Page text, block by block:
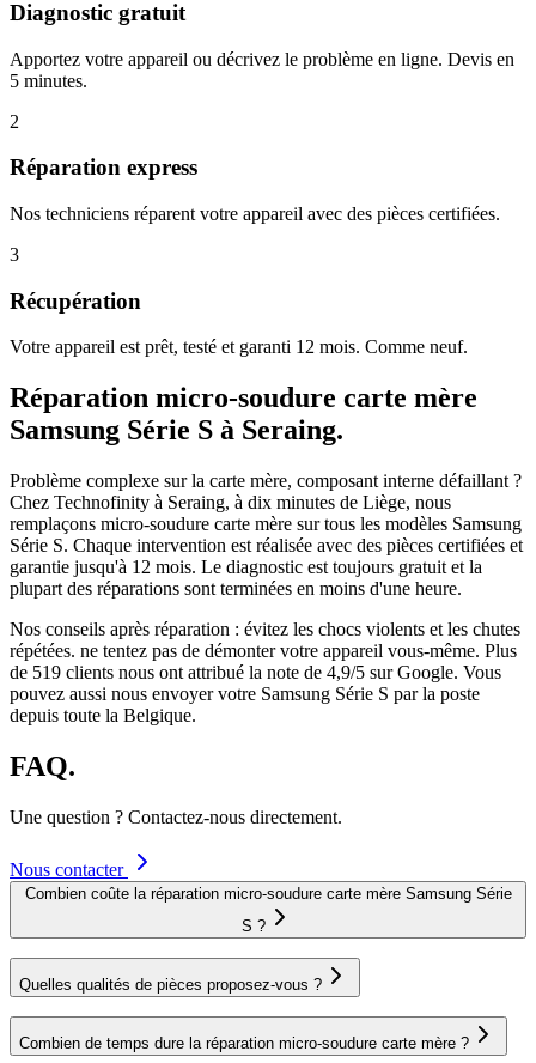
Diagnostic gratuit
Apportez votre appareil ou décrivez le problème en ligne. Devis en
5 minutes.
2
Réparation express
Nos techniciens réparent votre appareil avec des pièces certifiées.
3
Récupération
Votre appareil est prêt, testé et garanti 12 mois. Comme neuf.
Réparation micro-soudure carte mère
Samsung Série S à Seraing.
Problème complexe sur la carte mère, composant interne défaillant ?
Chez Technofinity à Seraing, à dix minutes de Liège, nous
remplaçons micro-soudure carte mère sur tous les modèles Samsung
Série S. Chaque intervention est réalisée avec des pièces certifiées et
garantie jusqu'à 12 mois. Le diagnostic est toujours gratuit et la
plupart des réparations sont terminées en moins d'une heure.
Nos conseils après réparation : évitez les chocs violents et les chutes
répétées. ne tentez pas de démonter votre appareil vous-même. Plus
de 519 clients nous ont attribué la note de 4,9/5 sur Google. Vous
pouvez aussi nous envoyer votre Samsung Série S par la poste
depuis toute la Belgique.
FAQ.
Une question ? Contactez-nous directement.
Nous contacter
Combien coûte la réparation micro-soudure carte mère Samsung Série
S ?
Quelles qualités de pièces proposez-vous ?
Combien de temps dure la réparation micro-soudure carte mère ?